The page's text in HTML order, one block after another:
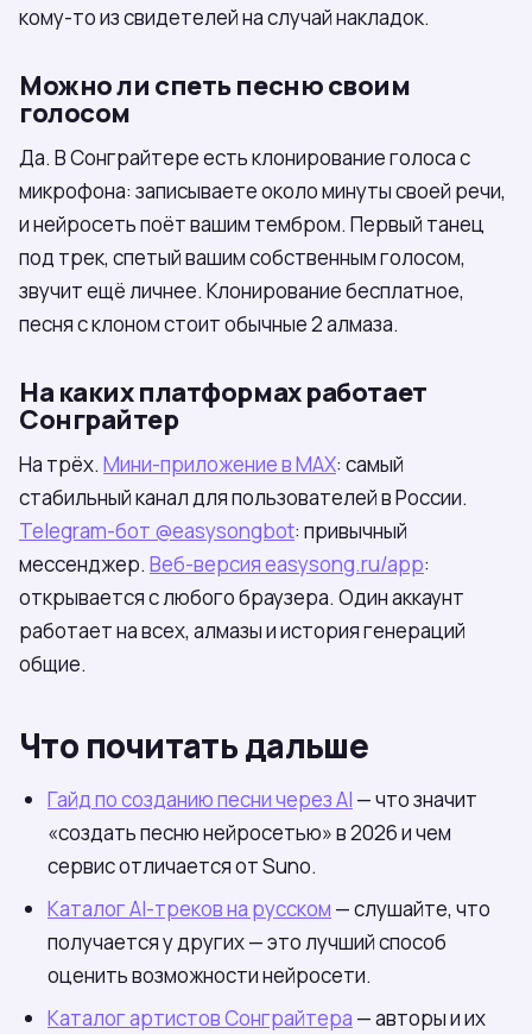
кому-то из свидетелей на случай накладок.
Можно ли спеть песню своим
голосом
Да. В Сонграйтере есть клонирование голоса с
микрофона: записываете около минуты своей речи,
и нейросеть поёт вашим тембром. Первый танец
под трек, спетый вашим собственным голосом,
звучит ещё личнее. Клонирование бесплатное,
песня с клоном стоит обычные 2 алмаза.
На каких платформах работает
Сонграйтер
На трёх. Мини-приложение в МАХ: самый
стабильный канал для пользователей в России.
Telegram-бот @easysongbot: привычный
мессенджер. Веб-версия easysong.ru/app:
открывается с любого браузера. Один аккаунт
работает на всех, алмазы и история генераций
общие.
Что почитать дальше
Гайд по созданию песни через AI — что значит
«создать песню нейросетью» в 2026 и чем
сервис отличается от Suno.
Каталог AI-треков на русском — слушайте, что
получается у других — это лучший способ
оценить возможности нейросети.
Каталог артистов Сонграйтера — авторы и их